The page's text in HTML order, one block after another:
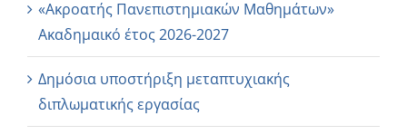
«Ακροατής Πανεπιστημιακών Μαθημάτων»
Ακαδημαικό έτος 2026-2027
Δημόσια υποστήριξη μεταπτυχιακής
διπλωματικής εργασίας